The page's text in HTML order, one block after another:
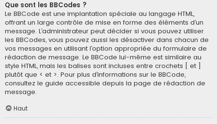
Que sont les BBCodes ?
Le BBCode est une implantation spéciale au langage HTML,
offrant un large contrôle de mise en forme des éléments d’un
message. L’administrateur peut décider si vous pouvez utiliser
les BBCodes, vous pouvez aussi les désactiver dans chacun de
vos messages en utilisant l’option appropriée du formulaire de
rédaction de message. Le BBCode lui-même est similaire au
style HTML, mais les balises sont incluses entre crochets [ et ]
plutôt que < et >. Pour plus d’informations sur le BBCode,
consultez le guide accessible depuis la page de rédaction de
message.
Haut